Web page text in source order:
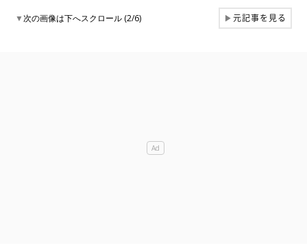
▼次の画像は下へスクロール (2/6) ▶元記事を見る